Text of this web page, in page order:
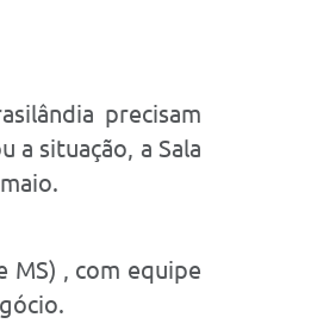
precisam
a situação, a Sala
MS) , com equipe